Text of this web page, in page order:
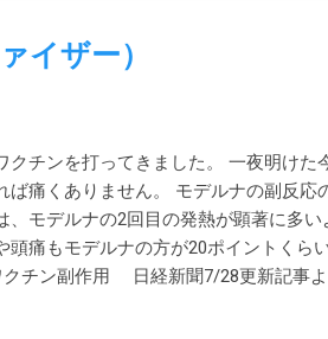
イザー）
クチンを打ってきました。 一夜明けた
ば痛くありません。 モデルナの副反応
、モデルナの2回目の発熱が顕著に多
頭痛もモデルナの方が20ポイントくら
チン副作用 日経新聞7/28更新記事